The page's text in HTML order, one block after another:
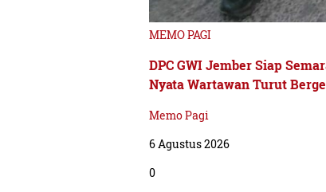
MEMO PAGI
DPC GWI Jember Siap
Nyata Wartawan Turut
Memo Pagi
6 Agustus 2026
0